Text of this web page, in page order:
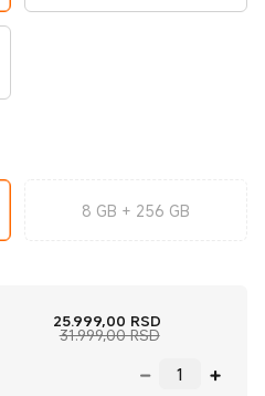
8 GB + 256 GB
25.999,00 RSDCurrent Price
31.999,00 RSDTržišna cena